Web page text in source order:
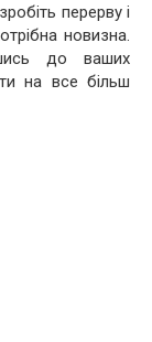
перерву і
новизна.
до ваших
на все більш